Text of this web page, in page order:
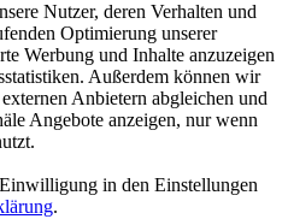
Nutzer, deren Verhalten und
Optimierung unserer
Werbung und Inhalte anzuzeigen
Außerdem können wir
Anbietern abgleichen und
Angebote anzeigen, nur wenn
in den Einstellungen
.